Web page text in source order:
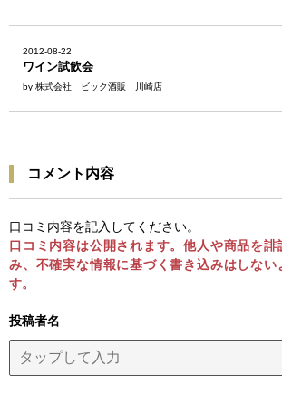
2012-08-22
ワイン試飲会
by 株式会社 ビック酒販 川崎店
コメント内容
口コミ内容を記入してください。
口コミ内容は公開されます。他人や商品を誹
み、不確実な情報に基づく書き込みはしない
す。
投稿者名